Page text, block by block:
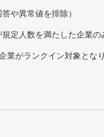
や異常値を排除）
定人数を満たした企業
がランクイン対象となり